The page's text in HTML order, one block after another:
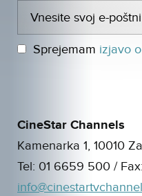
Sprejemam izjavo
CineStar Channels
Kamenarka 1, 10010
Tel: 01 6659 500 / Fax: